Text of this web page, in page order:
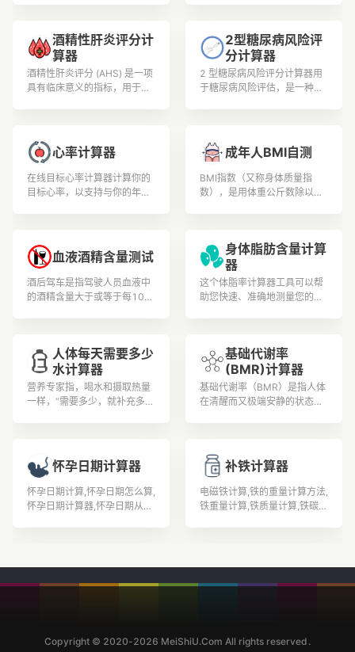
酒精性肝炎评分计
算器
酒精性肝炎评分 (AHS) 是一项
具有临床意义的指标，用于确
2型糖尿病风险评
分计算器
2 型糖尿病风险评分计算器用
于糖尿病风险评估，是一种用
具。
心率计算器
在线目标心率计算器计算你的
目标心率，以支持与你的年
成年人BMI自测
BMI指数（又称身体质量指
数），是用体重公斤数除以身
准。用户可根据测试结果安排
更加合理的膳食营养和锻炼。
健康人生从此开始。
血液酒精含量测试
酒后驾车是指驾驶人员血液中
的酒精含量大于或等于每100
定，对饮酒后驾驶机动车的，
处200元以上、500元以下罚
款，并暂扣1个月以上、3个月
以下机动车驾驶证。 全国交警
属于醉酒驾驶。
身体脂肪含量计算
器
这个体脂率计算器工具可以帮
助您快速、准确地测量您的身
人体每天需要多少
水计算器
营养专家指，喝水和摄取热量
一样，“需要多少，就补充多
容易流失等问题。
基础代谢率
(BMR)计算器
基础代谢率（BMR）是指人体
在清醒而又极端安静的状态
中医了解到，改善基础代谢率
可通过运动实现改善基础代谢
率的问题。
怀孕日期计算器
怀孕日期计算,怀孕日期怎么算,
怀孕日期计算器,怀孕日期从哪
补铁计算器
电磁铁计算,铁的重量计算方法,
铁重量计算,铁质量计算,铁碳相
Copyright © 2020-2026 MeiShiU.Com All rights reserved.